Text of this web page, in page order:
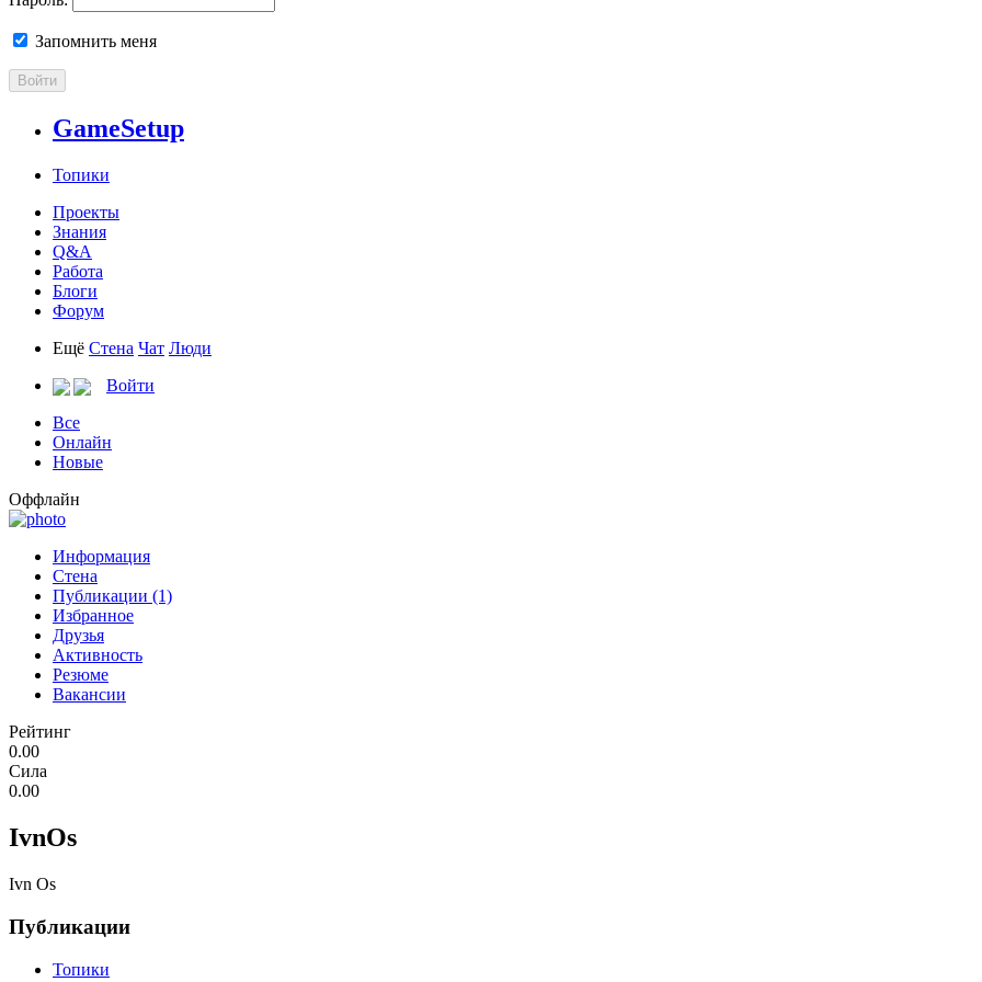
Запомнить меня
Войти
GameSetup
Топики
Проекты
Знания
Q&A
Работа
Блоги
Форум
Ещё Стена Чат Люди
Войти
Все
Онлайн
Новые
Оффлайн
Информация
Стена
Публикации (1)
Избранное
Друзья
Активность
Резюме
Вакансии
Рейтинг
0.00
Сила
0.00
IvnOs
Ivn Os
Публикации
Топики